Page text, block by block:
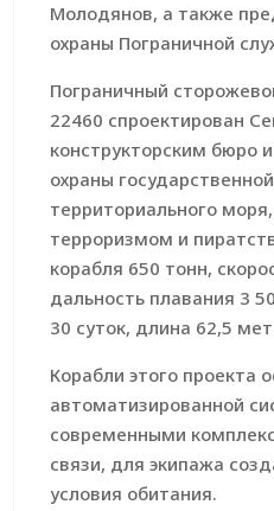
Молодянов, а также
охраны Пограничной
Пограничный
22460 спроектирован
конструкторским бюро
охраны
территориального
терроризмом и
корабля 650 тонн,
дальность плавания 3
30 суток, длина 62,5
Корабли этого проекта
автоматизированной
современными
связи, для экипажа
условия обитания.